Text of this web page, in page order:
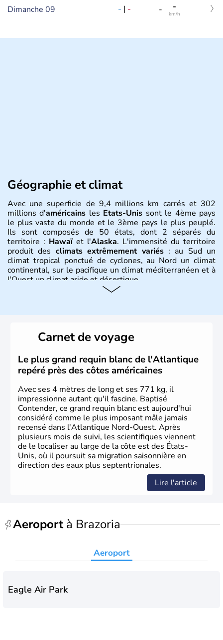
Dimanche 09 - | - - -
km/h
Géographie et climat
Avec une superficie de 9,4 millions km carrés et 302
millions d'américains les Etats-Unis sont le 4ème pays
le plus vaste du monde et le 3ème pays le plus peuplé.
Ils sont composés de 50 états, dont 2 séparés du
territoire : Hawaïet l'Alaska. L'immensité du territoire
produit des climats extrêmement variés: au Sud un
climat tropical ponctué de cyclones, au Nord un climat
continental, sur le pacifique un climat méditerranéen et à
l'Ouest un climat aride et désertique.
Plusieurs populations se sont succédées avant l'arrivée
des européens, suite à la découverte du continent par
Christophe Colomb en 1492. Les 13 colonies
britanniques proclament la Déclaration d'indépendance
en 1776 et adoptent leur première constitution en 1787.
La conquête de l'Ouest marque ensuite l'entrée dans une
phase de développement intense.
Carnet de voyage
Le plus grand requin blanc de l'Atlantique
repéré près des côtes américaines
Avec ses 4 mètres de long et ses 771 kg, il
impressionne autant qu'il fascine. Baptisé
Contender, ce grand requin blanc est aujourd'hui
considéré comme le plus imposant mâle jamais
recensé dans l'Atlantique Nord-Ouest. Après
plusieurs mois de suivi, les scientifiques viennent
de le localiser au large de la côte est des États-
Unis, où il poursuit sa migration saisonnière en
direction des eaux plus septentrionales.
Lire l'article
Aeroportà Brazoria
Aeroport
Eagle Air Park